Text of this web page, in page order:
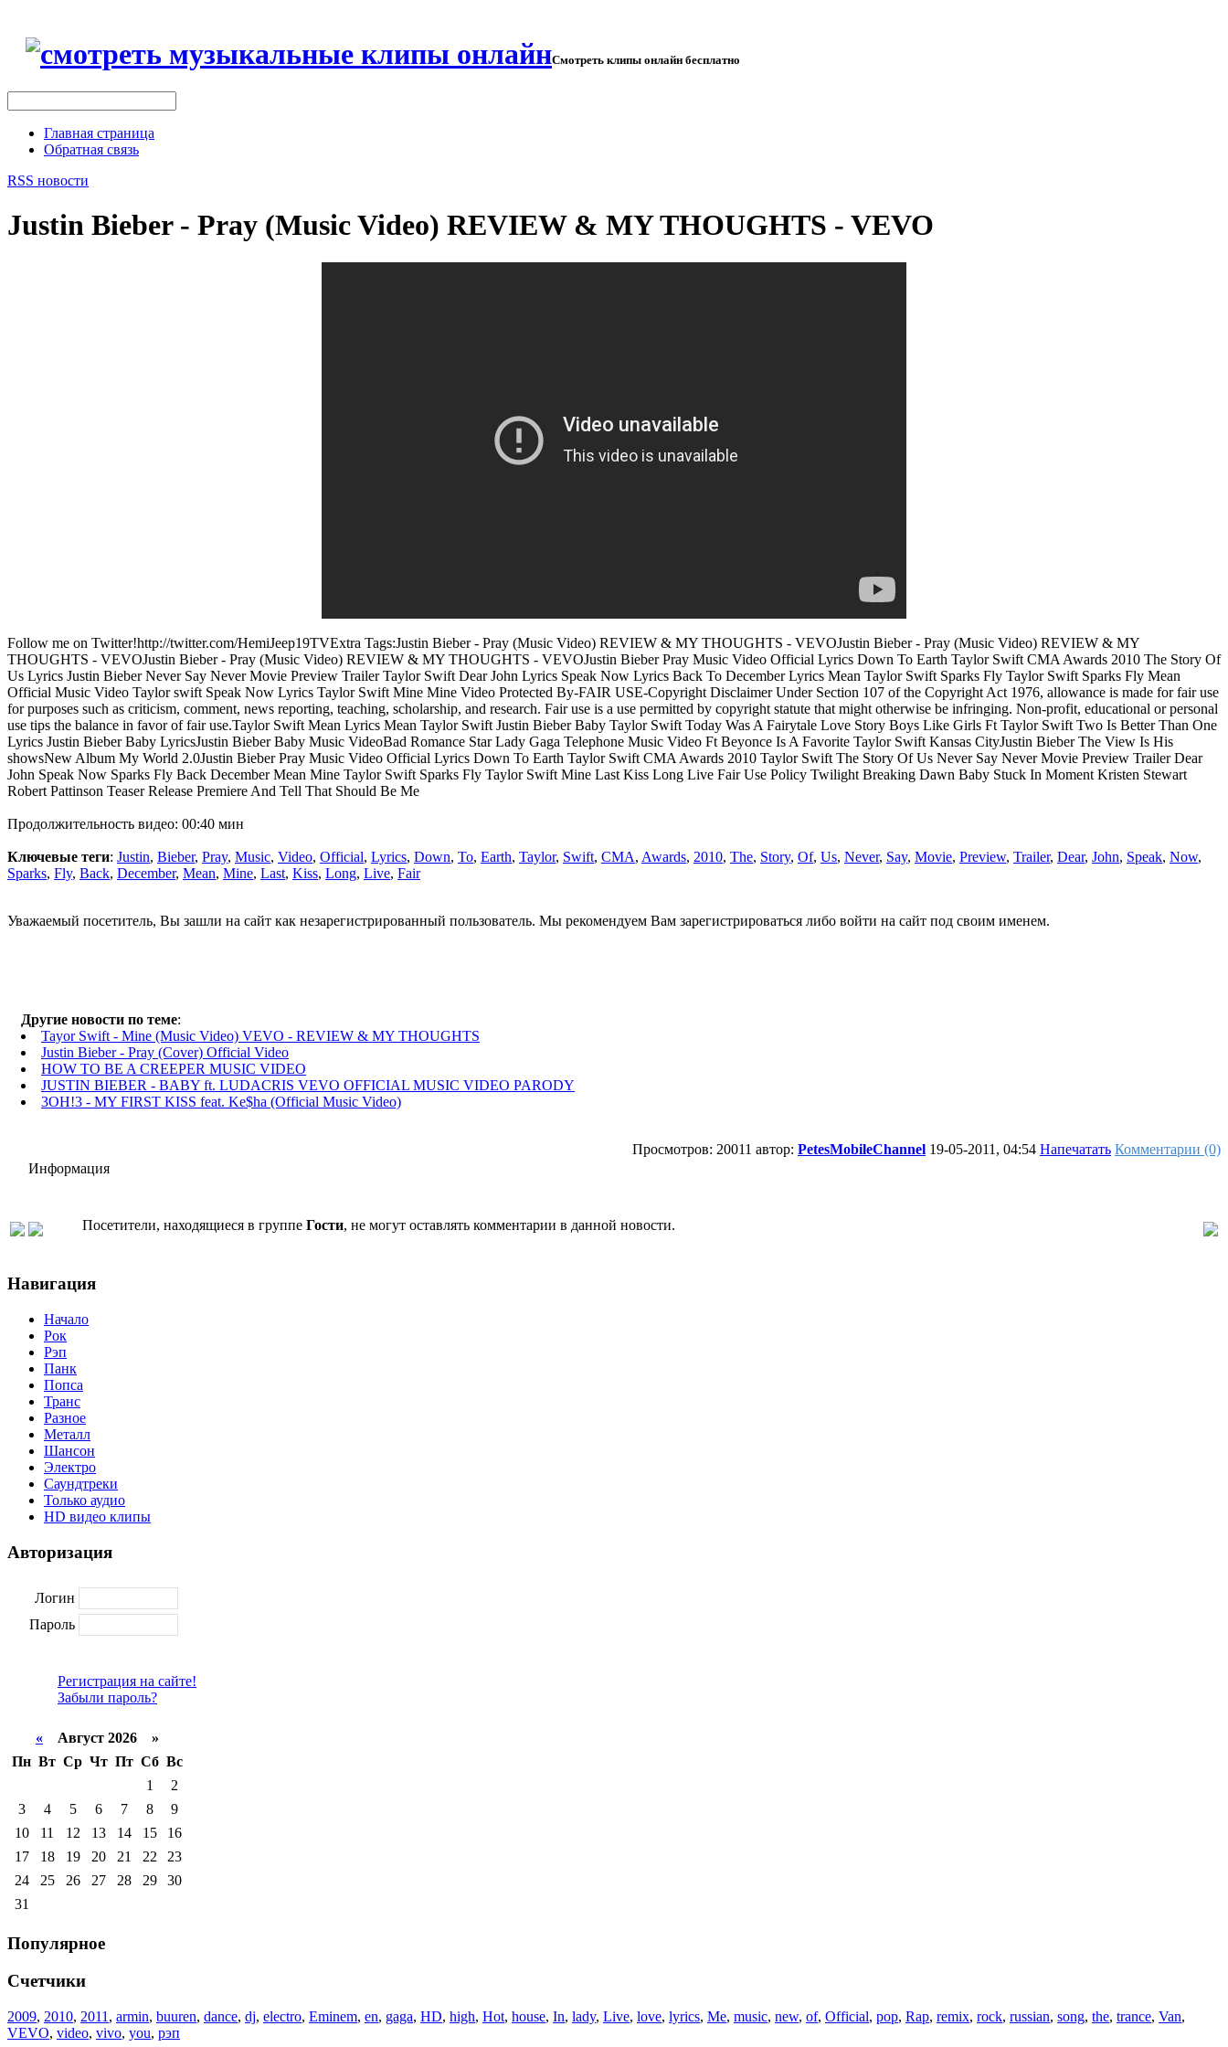
Смотреть клипы онлайн бесплатно
Главная страница
Обратная связь
RSS новости
Justin Bieber - Pray (Music Video) REVIEW & MY THOUGHTS - VEVO
Follow me on Twitter!http://twitter.com/HemiJeep19TVExtra Tags:Justin Bieber - Pray (Music Video) REVIEW & MY THOUGHTS - VEVOJustin Bieber - Pray (Music Video) REVIEW & MY
THOUGHTS - VEVOJustin Bieber - Pray (Music Video) REVIEW & MY THOUGHTS - VEVOJustin Bieber Pray Music Video Official Lyrics Down To Earth Taylor Swift CMA Awards 2010 The Story Of
Us Lyrics Justin Bieber Never Say Never Movie Preview Trailer Taylor Swift Dear John Lyrics Speak Now Lyrics Back To December Lyrics Mean Taylor Swift Sparks Fly Taylor Swift Sparks Fly Mean
Official Music Video Taylor swift Speak Now Lyrics Taylor Swift Mine Mine Video Protected By-FAIR USE-Copyright Disclaimer Under Section 107 of the Copyright Act 1976, allowance is made for fair use
for purposes such as criticism, comment, news reporting, teaching, scholarship, and research. Fair use is a use permitted by copyright statute that might otherwise be infringing. Non-profit, educational or personal
use tips the balance in favor of fair use.Taylor Swift Mean Lyrics Mean Taylor Swift Justin Bieber Baby Taylor Swift Today Was A Fairytale Love Story Boys Like Girls Ft Taylor Swift Two Is Better Than One
Lyrics Justin Bieber Baby LyricsJustin Bieber Baby Music VideoBad Romance Star Lady Gaga Telephone Music Video Ft Beyonce Is A Favorite Taylor Swift Kansas CityJustin Bieber The View Is His
showsNew Album My World 2.0Justin Bieber Pray Music Video Official Lyrics Down To Earth Taylor Swift CMA Awards 2010 Taylor Swift The Story Of Us Never Say Never Movie Preview Trailer Dear
John Speak Now Sparks Fly Back December Mean Mine Taylor Swift Sparks Fly Taylor Swift Mine Last Kiss Long Live Fair Use Policy Twilight Breaking Dawn Baby Stuck In Moment Kristen Stewart
Robert Pattinson Teaser Release Premiere And Tell That Should Be Me
Продолжительность видео: 00:40 мин
Ключевые теги: Justin, Bieber, Pray, Music, Video, Official, Lyrics, Down, To, Earth, Taylor, Swift, CMA, Awards, 2010, The, Story, Of, Us, Never, Say, Movie, Preview, Trailer, Dear, John, Speak, Now,
Sparks, Fly, Back, December, Mean, Mine, Last, Kiss, Long, Live, Fair
Уважаемый посетитель, Вы зашли на сайт как незарегистрированный пользователь. Мы рекомендуем Вам зарегистрироваться либо войти на сайт под своим именем.
Другие новости по теме:
Tayor Swift - Mine (Music Video) VEVO - REVIEW & MY THOUGHTS
Justin Bieber - Pray (Cover) Official Video
HOW TO BE A CREEPER MUSIC VIDEO
JUSTIN BIEBER - BABY ft. LUDACRIS VEVO OFFICIAL MUSIC VIDEO PARODY
3OH!3 - MY FIRST KISS feat. Ke$ha (Official Music Video)
Просмотров: 20011 автор: PetesMobileChannel 19-05-2011, 04:54 Напечатать Комментарии (0)
Информация
Посетители, находящиеся в группе Гости, не могут оставлять комментарии в данной новости.
Навигация
Начало
Рок
Рэп
Панк
Попса
Транс
Разное
Металл
Шансон
Электро
Саундтреки
Только аудио
HD видео клипы
Авторизация
Логин
Пароль
Регистрация на сайте!
Забыли пароль?
« Август 2026 »
Пн Вт Ср Чт Пт Сб Вс
1
2
3
4 5 6 7 8
9
10
11 12 13 14 15
16
17
18 19 20 21 22
23
24
25 26 27 28 29
30
31
Популярное
Счетчики
2009, 2010, 2011 , armin, buuren, dance, dj, electro, Eminem, en, gaga, HD, high, Hot, house, In, lady, Live, love, lyrics, Me, music, new, of, Official, pop, Rap, remix, rock, russian, song, the, trance, Van,
VEVO, video, vivo, you, рэп